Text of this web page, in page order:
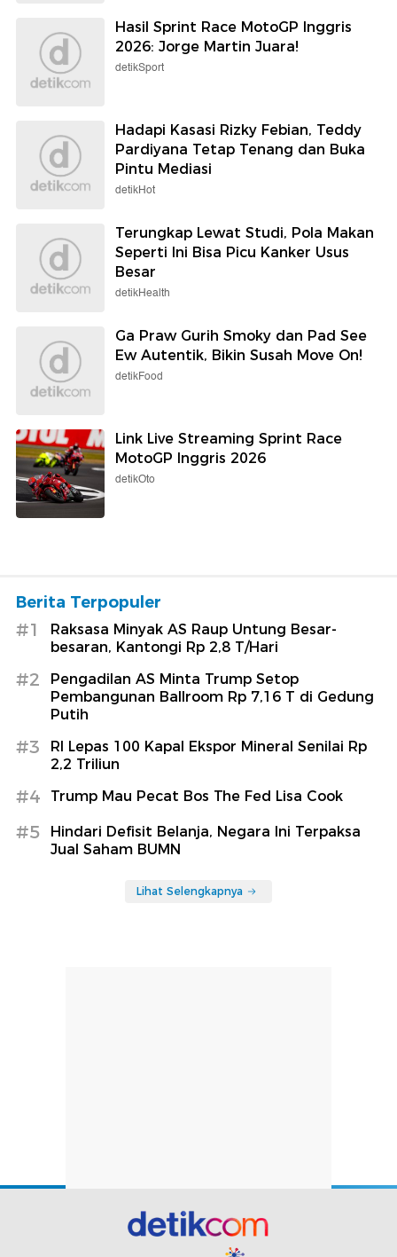
Hasil Sprint Race MotoGP Inggris
2026: Jorge Martin Juara!
detikSport
Hadapi Kasasi Rizky Febian, Teddy
Pardiyana Tetap Tenang dan Buka
Pintu Mediasi
detikHot
Terungkap Lewat Studi, Pola Makan
Seperti Ini Bisa Picu Kanker Usus
Besar
detikHealth
Ga Praw Gurih Smoky dan Pad See
Ew Autentik, Bikin Susah Move On!
detikFood
Link Live Streaming Sprint Race
MotoGP Inggris 2026
detikOto
Berita Terpopuler
#1
Raksasa Minyak AS Raup Untung Besar-
besaran, Kantongi Rp 2,8 T/Hari
#2
Pengadilan AS Minta Trump Setop
Pembangunan Ballroom Rp 7,16 T di Gedung
Putih
#3
RI Lepas 100 Kapal Ekspor Mineral Senilai Rp
2,2 Triliun
#4 Trump Mau Pecat Bos The Fed Lisa Cook
#5
Hindari Defisit Belanja, Negara Ini Terpaksa
Jual Saham BUMN
Lihat Selengkapnya